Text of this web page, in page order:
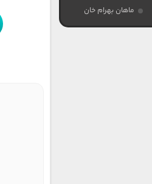
ماهان بهرام خان